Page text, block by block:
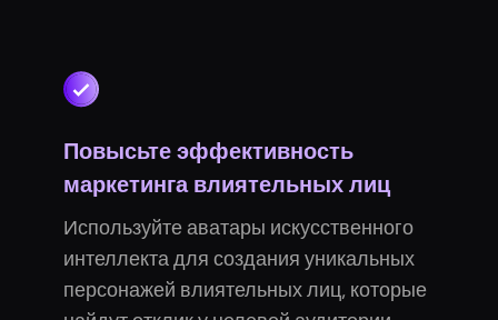
Повысьте эффективность
маркетинга влиятельных лиц
Используйте аватары искусственного
интеллекта для создания уникальных
персонажей влиятельных лиц, которые